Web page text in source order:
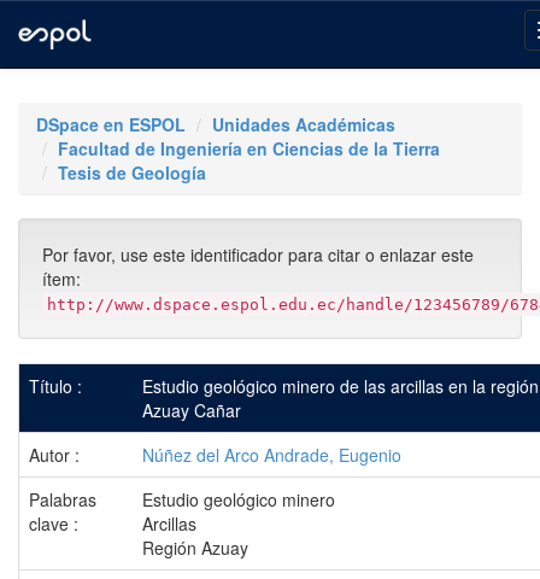
navigationDSpace en ESPOL
Unidades Académicas
Facultad de Ingeniería en Ciencias de la Tierra
Tesis de Geología
Por favor, use este identificador para citar o enlazar este
ítem:
http://www.dspace.espol.edu.ec/handle/123456789/
Título :
Estudio geológico minero de las arcillas en la región
Azuay Cañar
Autor :
Núñez del Arco Andrade, Eugenio
Palabras
clave :
Estudio geológico minero
Arcillas
Región Azuay